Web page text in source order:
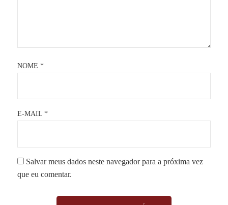
NOME *
E-MAIL *
Salvar meus dados neste navegador para a próxima vez
que eu comentar.